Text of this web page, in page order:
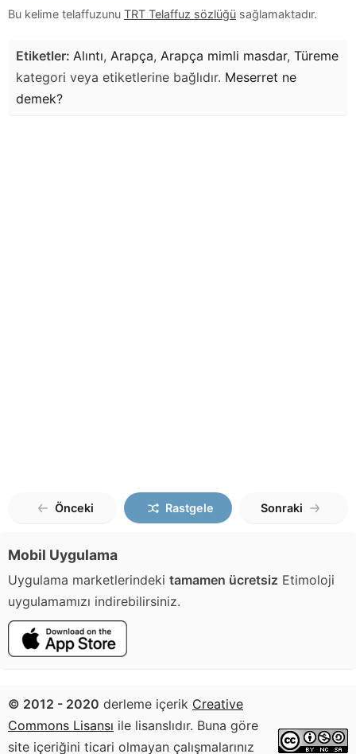
Bu kelime telaffuzunu TRT Telaffuz sözlüğü sağlamaktadır.
Etiketler: Alıntı, Arapça, Arapça mimli masdar, Türeme
kategori veya etiketlerine bağlıdır. Meserret ne
demek?
Önceki Rastgele Sonraki
Mobil Uygulama
Uygulama marketlerindeki tamamen ücretsiz Etimoloji
uygulamamızı indirebilirsiniz.
© 2012 - 2020 derleme içerik Creative
Commons Lisansı ile lisanslıdır. Buna göre
site içeriğini ticari olmayan çalışmalarınız